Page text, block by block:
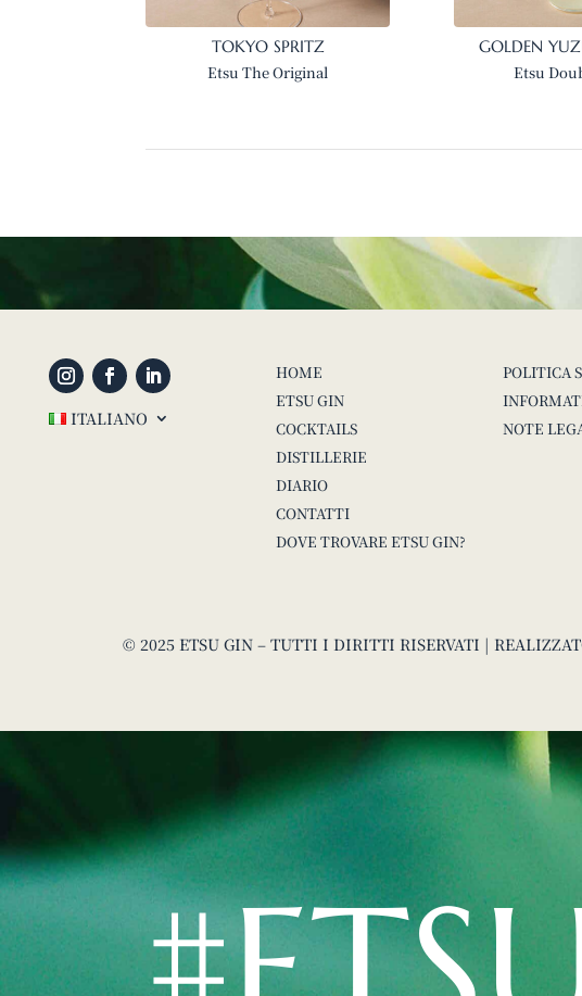
TOKYO SPRITZ
Etsu The Original
GOLDEN
Etsu
ITALIANO
HOME
ETSU GIN
COCKTAILS
DISTILLERIE
DIARIO
CONTATTI
DOVE TROVARE ETSU GIN?
POLITICA
NOTE
© 2025 ETSU GIN – TUTTI I DIRITTI RISERVATI |